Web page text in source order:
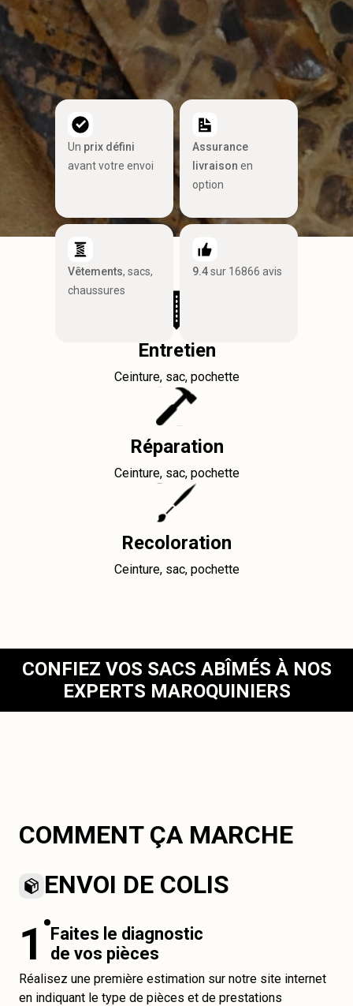
Un prix défini
avant votre envoi
Assurance
livraison en
option
Vêtements, sacs,
chaussures
9.4sur 16866 avis
Entretien
Ceinture, sac, pochette
Réparation
Ceinture, sac, pochette
Recoloration
Ceinture, sac, pochette
CONFIEZ VOS SACS ABÎMÉS À NOS
EXPERTS MAROQUINIERS
COMMENT ÇA MARCHE
ENVOI DE COLIS
1
Faites le diagnostic
de vos pièces
Réalisez une première estimation sur notre site internet
en indiquant le type de pièces et de prestations